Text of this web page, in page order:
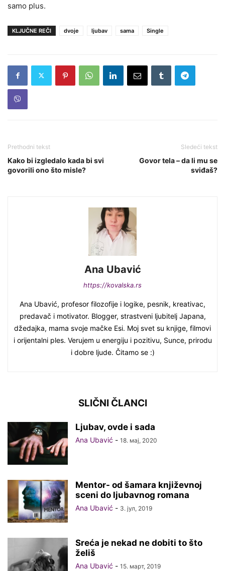
samo plus.
KLJUČNE REČI dvoje ljubav sama Single
Prethodni tekst
Kako bi izgledalo kada bi svi
govorili ono što misle?
Sledeći tekst
Govor tela – da li mu se
sviđaš?
Ana Ubavić
https://kovalska.rs
Ana Ubavić, profesor filozofije i logike, pesnik, kreativac,
predavač i motivator. Blogger, strastveni ljubitelj Japana,
džedajka, mama svoje mačke Esi. Moj svet su knjige, filmovi
i orijentalni ples. Verujem u energiju i pozitivu, Sunce, prirodu
i dobre ljude. Čitamo se :)
SLIČNI ČLANCI
Ljubav, ovde i sada
Ana Ubavić - 18. мај, 2020
Mentor- od šamara književnoj
sceni do ljubavnog romana
Ana Ubavić - 3. јул, 2019
Sreća je nekad ne dobiti to što
želiš
Ana Ubavić - 15. март, 2019